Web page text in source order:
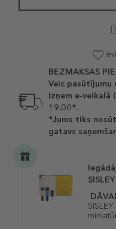
BEZMAKSAS
Veic pasūtījumu
izņem e-veikalā
19.00*.
*Jums tiks
gatavs